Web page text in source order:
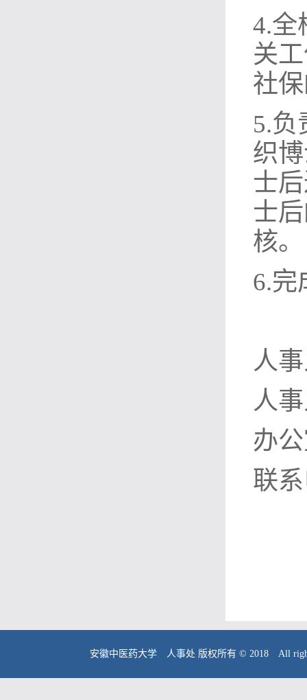
4.全
关
社
5.负
织
士
士
核。
6.完
人
人
办
联
安徽中医药大学 人事处 版权所有 © 2018 All rights